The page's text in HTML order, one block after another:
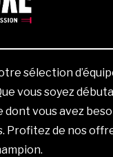
sélection
vous soyez
dont vous avez
Profitez de nos